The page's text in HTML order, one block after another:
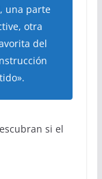
una parte
otra
del
si el